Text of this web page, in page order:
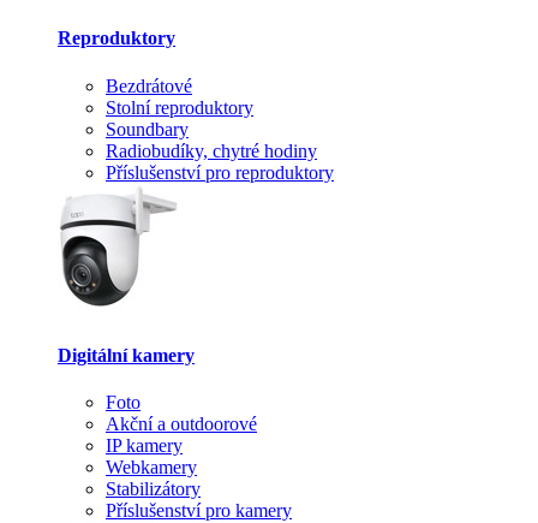
Reproduktory
Bezdrátové
Stolní reproduktory
Soundbary
Radiobudíky, chytré hodiny
Příslušenství pro reproduktory
Digitální kamery
Foto
Akční a outdoorové
IP kamery
Webkamery
Stabilizátory
Příslušenství pro kamery